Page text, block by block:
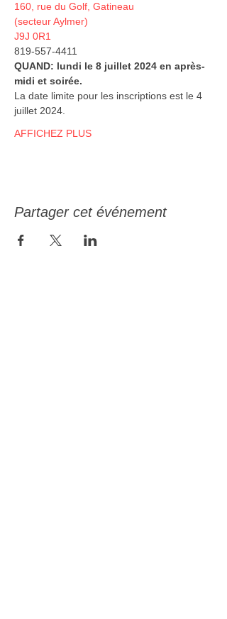
160, rue du Golf, Gatineau
(secteur Aylmer)
J9J 0R1
819-557-4411
QUAND: lundi le 8 juillet 2024 en après-
midi et soirée.
La date limite pour les inscriptions est le 4
juillet 2024.
AFFICHEZ PLUS
Partager cet événement